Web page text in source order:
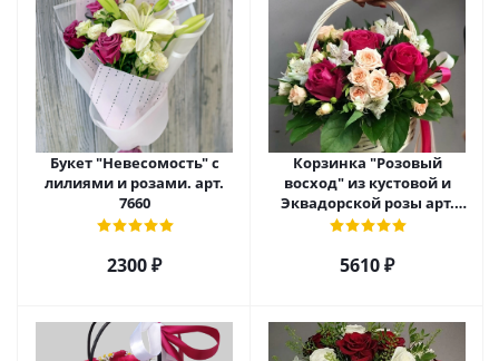
Букет "Невесомость" с
лилиями и розами. арт.
7660
2300 ₽
Корзинка "Розовый
восход" из кустовой и
Эквадорской розы арт.
5520
5610 ₽